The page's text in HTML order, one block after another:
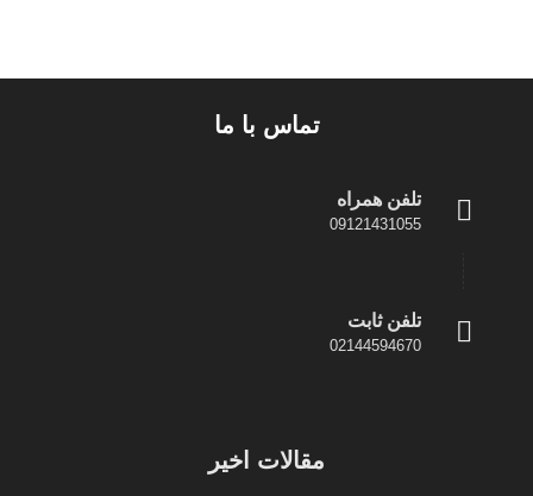
تماس با ما
تلفن همراه
09121431055
تلفن ثابت
02144594670
مقالات اخیر